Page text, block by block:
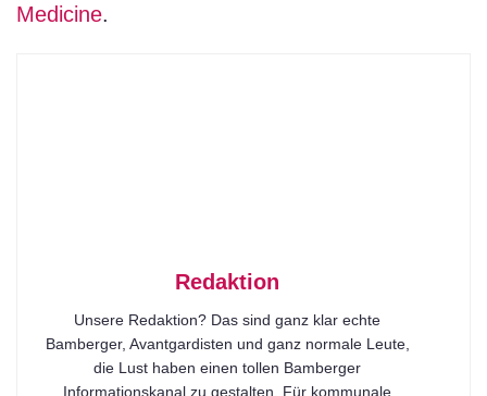
Medicine.
Redaktion
Unsere Redaktion? Das sind ganz klar echte
Bamberger, Avantgardisten und ganz normale Leute,
die Lust haben einen tollen Bamberger
Informationskanal zu gestalten. Für kommunale